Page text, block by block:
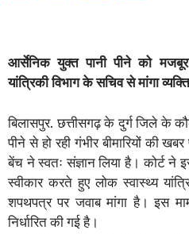
आर्सेनिक युक्त पानी पीने को मजबूर
यांत्रिकी विभाग के सचिव से मांगा
बिलासपुर. छत्तीसगढ़ के दुर्ग जिले के
पीने से हो रही गंभीर बीमारियों की
बेंच ने स्वतः संज्ञान लिया है। कोर्ट
स्वीकार करते हुए लोक स्वास्थ्य
शपथपत्र पर जवाब मांगा है। इस
निर्धारित की गई है।